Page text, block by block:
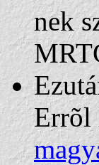
nek
Errõl